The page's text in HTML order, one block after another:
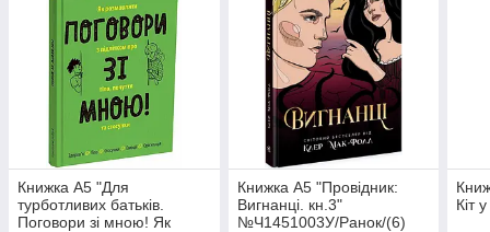
Книжка А5 "Для
турботливих батьків.
Поговори зі мною! Як
Книжка А5 "Провідник:
Вигнанці. кн.3"
№Ч1451003У/Ранок/(6)
Кіт